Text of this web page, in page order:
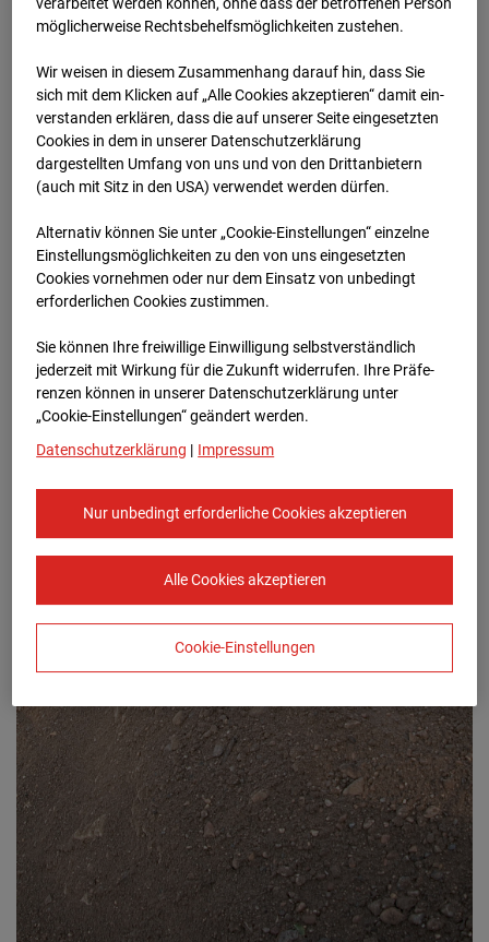
Isenburger Schneise 40, 60528 Frankfurt
Archivdatum:01.06.2026 07:45,
Europe/Berlin
möglicherweise Rechtsbehelfsmöglichkeiten zustehen.
Wir weisen in diesem Zusammenhang darauf hin, dass Sie
sich mit dem Klicken auf „Alle Cookies akzeptieren“ damit ein­
ver­standen erklären, dass die auf unserer Seite eingesetzten
Cookies in dem in unserer Datenschutzerklärung
dargestellten Umfang von uns und von den Drittanbietern
(auch mit Sitz in den USA) verwendet werden dürfen.
Alternativ können Sie unter „Cookie-Einstellungen“ einzelne
Einstellungsmöglichkeiten zu den von uns eingesetzten
Cookies vornehmen oder nur dem Einsatz von unbedingt
erforderlichen Cookies zustimmen.
Sie können Ihre freiwillige Einwilligung selbstverständlich
jederzeit mit Wirkung für die Zukunft widerrufen. Ihre Prä­fe­
renzen können in unserer Datenschutzerklärung unter
„Cookie-Einstellungen“ geändert werden.
Datenschutzerklärung | Impressum
Nur unbedingt erforderliche Cookies akzeptieren
Alle Cookies akzeptieren
Cookie-Einstellungen